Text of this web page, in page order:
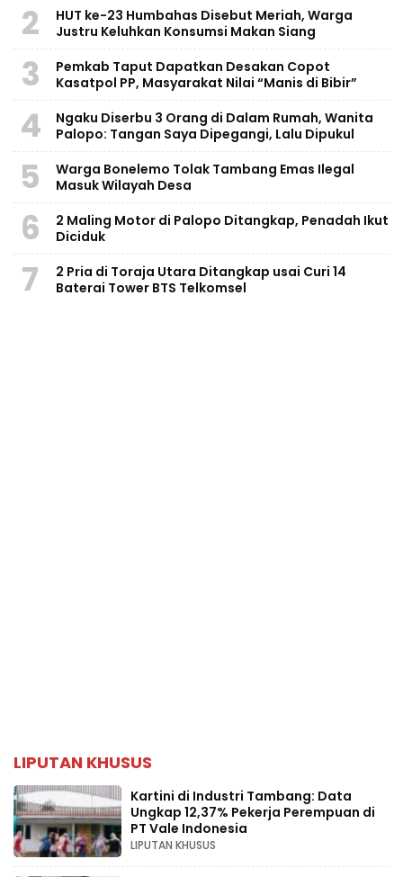
2
HUT ke-23 Humbahas Disebut Meriah, Warga
Justru Keluhkan Konsumsi Makan Siang
3
Pemkab Taput Dapatkan Desakan Copot
Kasatpol PP, Masyarakat Nilai “Manis di Bibir”
4
Ngaku Diserbu 3 Orang di Dalam Rumah, Wanita
Palopo: Tangan Saya Dipegangi, Lalu Dipukul
5
Warga Bonelemo Tolak Tambang Emas Ilegal
Masuk Wilayah Desa
6
2 Maling Motor di Palopo Ditangkap, Penadah Ikut
Diciduk
7
2 Pria di Toraja Utara Ditangkap usai Curi 14
Baterai Tower BTS Telkomsel
LIPUTAN KHUSUS
Kartini di Industri Tambang: Data
Ungkap 12,37% Pekerja Perempuan di
PT Vale Indonesia
LIPUTAN KHUSUS